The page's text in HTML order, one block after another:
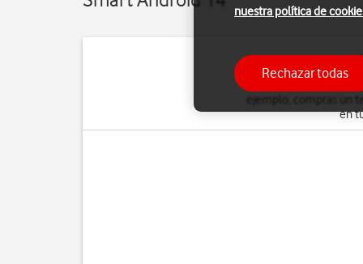
Puedes hacer una
en
nuestra política de
Rechazar todas